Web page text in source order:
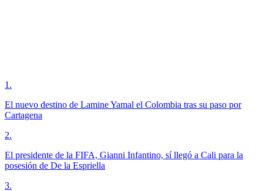
1 .
El nuevo destino de Lamine Yamal el Colombia tras su paso por
Cartagena
2.
El presidente de la FIFA, Gianni Infantino, sí llegó a Cali para la
posesión de De la Espriella
3.